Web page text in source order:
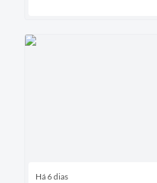
Há 6 dias